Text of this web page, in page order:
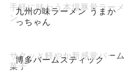
九州の味ラーメン うまか
っちゃん
手軽に味わう本場豚骨ラーメ
ン
博多バームスティック
サクッと軽やか新感覚バーム
菓子